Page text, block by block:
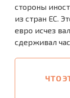
стороны
из стран ЕС.
евро исчез
сдерживал
ЧТО